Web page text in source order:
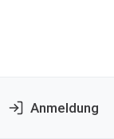
Anmeldung